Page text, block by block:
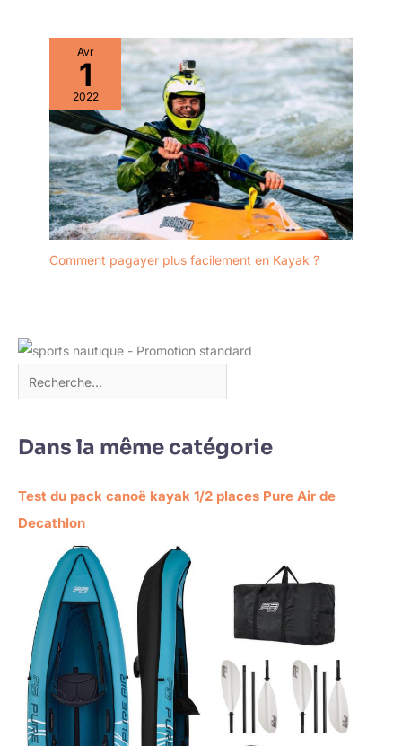
Avr
1
2022
Comment pagayer plus facilement en Kayak ?
Dans la même catégorie
Test du pack canoë kayak 1/2 places Pure Air de
Decathlon